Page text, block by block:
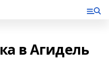
в Агидель